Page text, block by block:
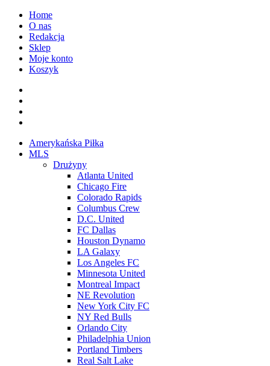
Przejdź
treści
Home
O nas
Redakcja
Sklep
Moje konto
Koszyk
Menu
główne
Amerykańska Piłka
MLS
Drużyny
Atlanta United
Chicago Fire
Colorado Rapids
Columbus Crew
D.C. United
FC Dallas
Houston Dynamo
LA Galaxy
Los Angeles FC
Minnesota United
Montreal Impact
NE Revolution
New York City FC
NY Red Bulls
Orlando City
Philadelphia Union
Portland Timbers
Real Salt Lake